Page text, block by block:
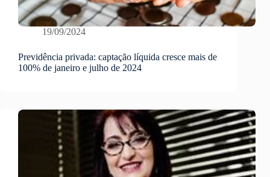
19/09/2024
Previdência privada: captação líquida cresce mais de
100% de janeiro e julho de 2024